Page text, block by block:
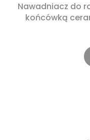
Nawadniacz do
końcówką